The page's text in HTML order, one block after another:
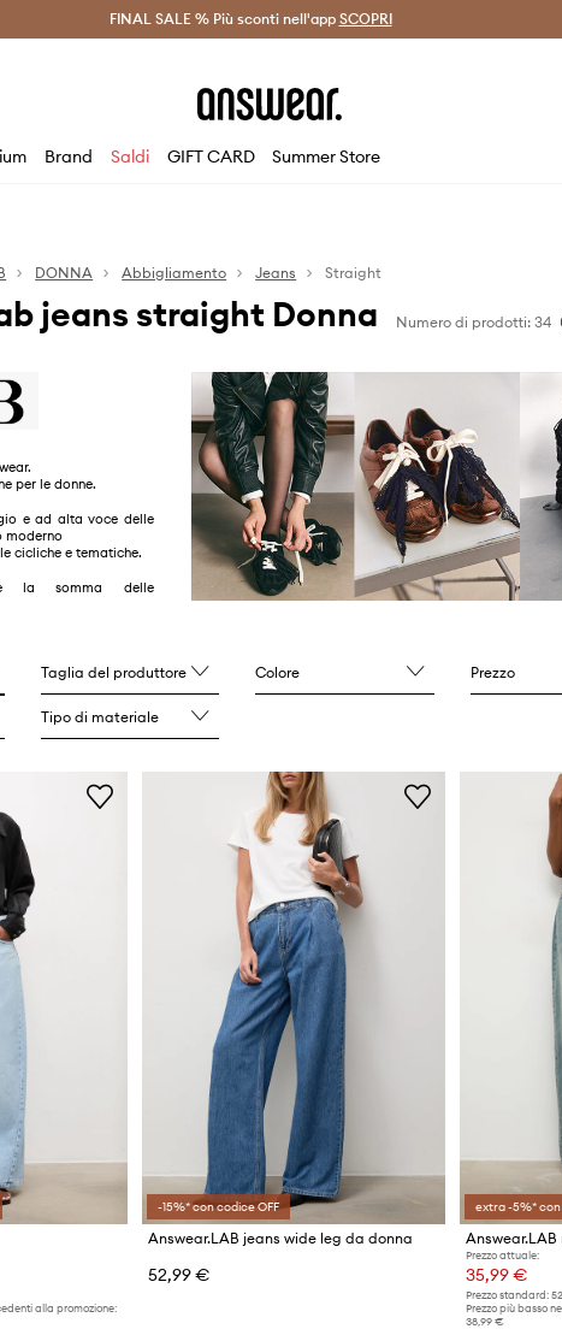
Answear Club > Spedizione entro 24 ore >
FINAL SALE % Più sconti nell'app SCOPRI
Brand Saldi GIFT CARD Summer Store
DONNA Abbigliamento Jeans Straight
jeans straight Donna Numero di prodotti: 34
per le donne.
e ad alta voce delle
moderno
cicliche e tematiche.
è la somma delle
Taglia del produttore Colore Prezzo
Tipo di materiale
alla promozione:
-15%* con codice OFF
Answear.LAB jeans wide leg da donna
52,99 €
extra -5%* con
Prezzo attuale:
35,99 €
Prezzo standard:
Prezzo più basso
38,99 €